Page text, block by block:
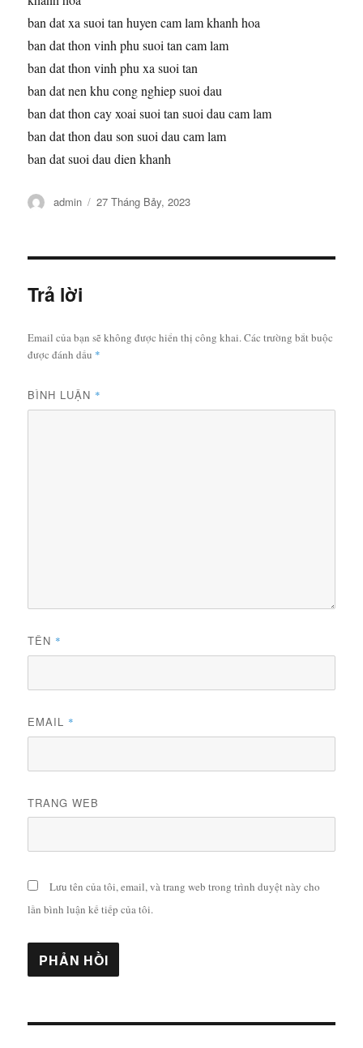
ban dat xa suoi tan huyen cam lam khanh hoa
ban dat thon vinh phu suoi tan cam lam
ban dat thon vinh phu xa suoi tan
ban dat nen khu cong nghiep suoi dau
ban dat thon cay xoai suoi tan suoi dau cam lam
ban dat thon dau son suoi dau cam lam
ban dat suoi dau dien khanh
Tác
admin
Đăng
27 Tháng Bảy, 2023
Trả lời
Email của bạn sẽ không được hiển thị công khai.Các trường bắt buộc
được đánh dấu *
BÌNH LUẬN *
TÊN *
EMAIL *
TRANG WEB
Lưu tên của tôi, email, và trang web trong trình duyệt này cho
lần bình luận kế tiếp của tôi.